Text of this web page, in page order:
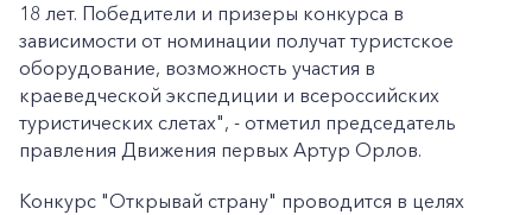
18 лет. Победители и призеры конкурса в
зависимости от номинации получат туристское
оборудование, возможность участия в
краеведческой экспедиции и всероссийских
туристических слетах", - отметил председатель
правления Движения первых Артур Орлов.
Конкурс "Открывай страну" проводится в целях